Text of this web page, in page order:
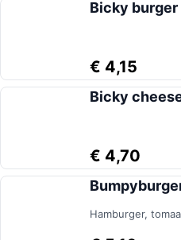
Bicky burger
€ 4,15
Bicky
€ 4,70
Hamburger,